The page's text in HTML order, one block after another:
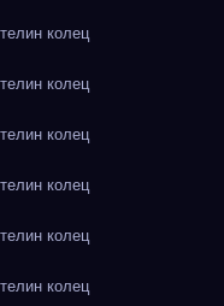
колец
колец
колец
колец
колец
колец